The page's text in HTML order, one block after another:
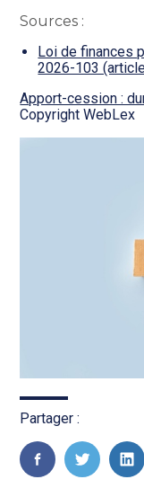
Sources :
Loi de finances
2026-103
Apport-cession :
Copyright WebLex
Partager :
FaceBook
Twitter